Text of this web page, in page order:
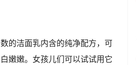
的洁面乳内含的纯净配方，可
嫩嫩。女孩儿们可以试试用它